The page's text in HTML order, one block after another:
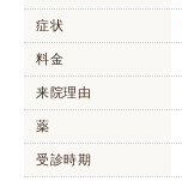
症状
料金
来院理由
薬
受診時期